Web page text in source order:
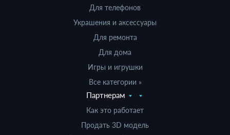
Для телефонов
Украшения и аксессуары
Для ремонта
Для дома
Игры и игрушки
Все категории »
Партнерам
Как это работает
Продать 3D модель